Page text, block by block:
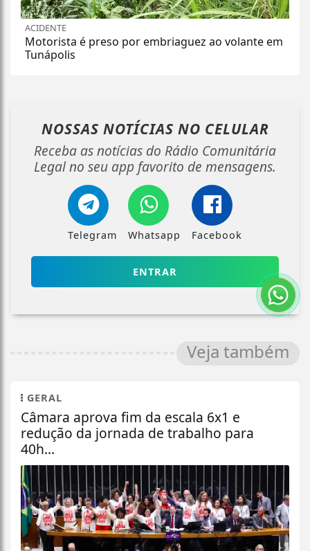
ACIDENTE
Motorista é preso por embriaguez ao volante em
Tunápolis
NOSSAS NOTÍCIAS NO CELULAR
Receba as notícias do Rádio Comunitária
Legal no seu app favorito de mensagens.
Telegram Whatsapp Facebook
ENTRAR
Veja também
GERAL
Câmara aprova fim da escala 6x1 e
redução da jornada de trabalho para
40h...